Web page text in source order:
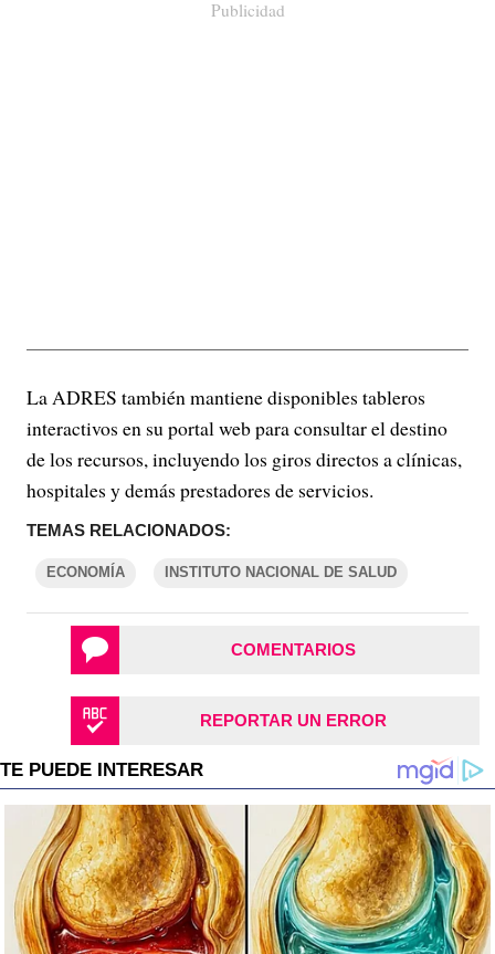
Publicidad
La ADRES también mantiene disponibles tableros
interactivos en su portal web para consultar el destino
de los recursos, incluyendo los giros directos a clínicas,
hospitales y demás prestadores de servicios.
TEMAS RELACIONADOS:
ECONOMÍA INSTITUTO NACIONAL DE SALUD
COMENTARIOS
REPORTAR UN ERROR